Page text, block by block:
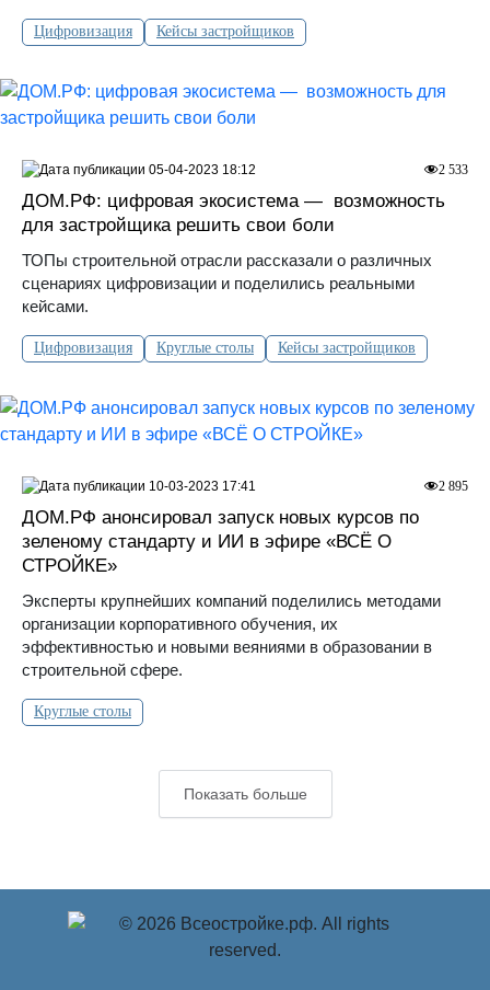
Цифровизация Кейсы застройщиков
ДОМ.РФ: цифровая экосистема — возможность
для застройщика решить свои боли
ТОПы строительной отрасли рассказали о различных
сценариях цифровизации и поделились реальными
кейсами.
Цифровизация Круглые столы Кейсы застройщиков
2 533
05-04-2023 18:12
ДОМ.РФ анонсировал запуск новых курсов по
зеленому стандарту и ИИ в эфире «ВСЁ О
СТРОЙКЕ»
Эксперты крупнейших компаний поделились методами
организации корпоративного обучения, их
эффективностью и новыми веяниями в образовании в
строительной сфере.
Круглые столы
2 895
10-03-2023 17:41
Показать больше